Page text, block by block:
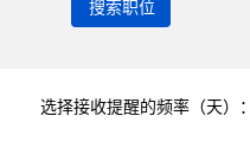
选择接收提醒的频率（天）：